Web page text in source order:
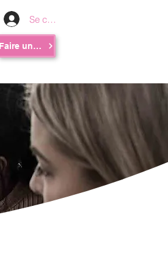
Se connecter
Faire un don